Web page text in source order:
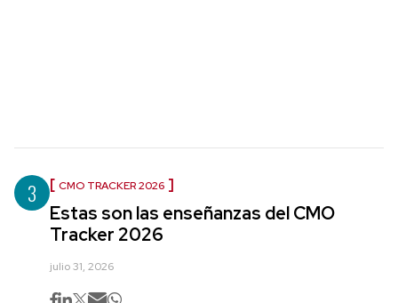
3 CMO TRACKER 2026
Estas son las enseñanzas del CMO
Tracker 2026
julio 31, 2026